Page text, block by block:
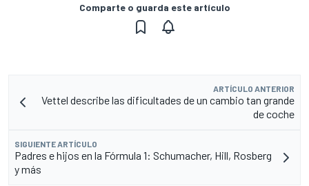
Comparte o guarda este artículo
ARTÍCULO ANTERIOR
Vettel describe las dificultades de un cambio tan grande
de coche
SIGUIENTE ARTÍCULO
Padres e hijos en la Fórmula 1: Schumacher, Hill, Rosberg
y más